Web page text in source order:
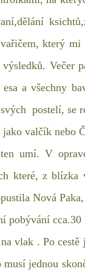
který mi
Večer
a všechny
postelí, se
valčík nebo
umí. V
které, z
Nová
pobývání
vlak . Po
jednou